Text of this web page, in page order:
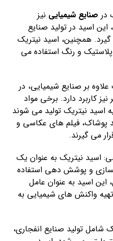
صنایع شیمیایی نیز
اسید در تولید صنایع
گیرد. همچنین، اسید نیتریک
پلاستیک و رنگ استفاده می
علاوه بر صنایع شیمیایی، در
نیز کاربرد دارد. برخی مواد
اسید نیتریک تولید می شوند
پوشاک، فیلم های عکاسی و
می گیرند.
اسید نیتریک به عنوان یک
و پوشش دهی استفاده
این اسید به عنوان عامل
واکنش های شیمیایی به
شامل تولید صنایع انفجاری،